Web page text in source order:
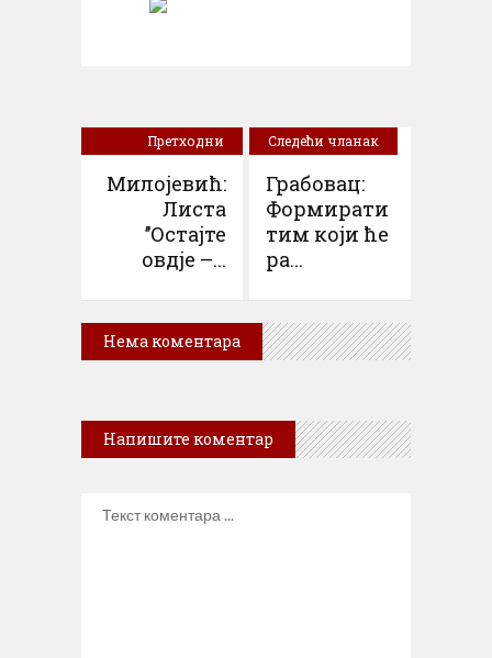
Претходни
Милојевић:
Листа
’’Остајте
овдје –...
Следећи чланак
Грабовац:
Формирати
тим који ће
ра...
Нема коментара
Напишите коментар